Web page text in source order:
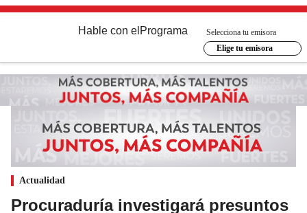
Hable con el Programa
Selecciona tu emisora
Elige tu emisora
Actualidad
Procuraduría investigará presuntos